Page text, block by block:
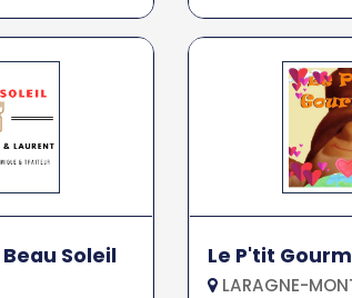
Soleil Le P'tit
LARAGNE-